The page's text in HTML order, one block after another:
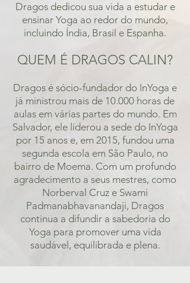
Dragos dedicou sua vida a estudar e
ensinar Yoga ao redor do mundo,
incluindo Índia, Brasil e Espanha.
QUEM É DRAGOS CALIN?
Dragos é sócio-fundador do InYoga e
já ministrou mais de 10.000 horas de
aulas em várias partes do mundo. Em
Salvador, ele liderou a sede do InYoga
por 15 anos e, em 2015, fundou uma
segunda escola em São Paulo, no
bairro de Moema. Com um profundo
agradecimento a seus mestres, como
Norberval Cruz e Swami
Padmanabhavanandaji, Dragos
continua a difundir a sabedoria do
Yoga para promover uma vida
saudável, equilibrada e plena.